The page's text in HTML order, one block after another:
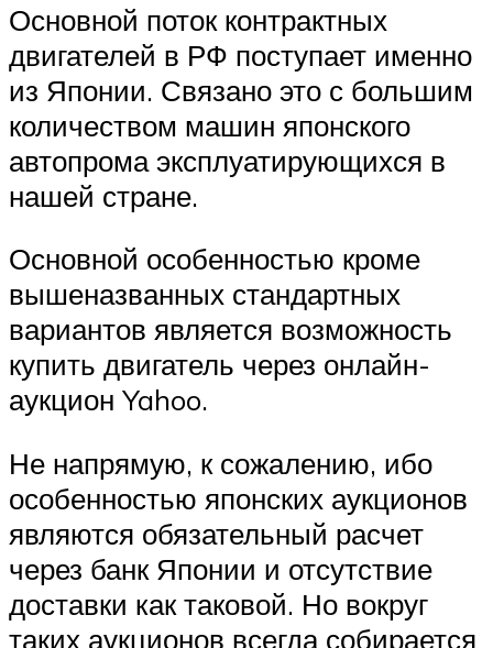
Основной поток контрактных
двигателей в РФ поступает именно
из Японии. Связано это с большим
количеством машин японского
автопрома эксплуатирующихся в
нашей стране.
Основной особенностью кроме
вышеназванных стандартных
вариантов является возможность
купить двигатель через онлайн-
аукцион Yahoo.
Не напрямую, к сожалению, ибо
особенностью японских аукционов
являются обязательный расчет
через банк Японии и отсутствие
доставки как таковой. Но вокруг
таких аукционов всегда собирается